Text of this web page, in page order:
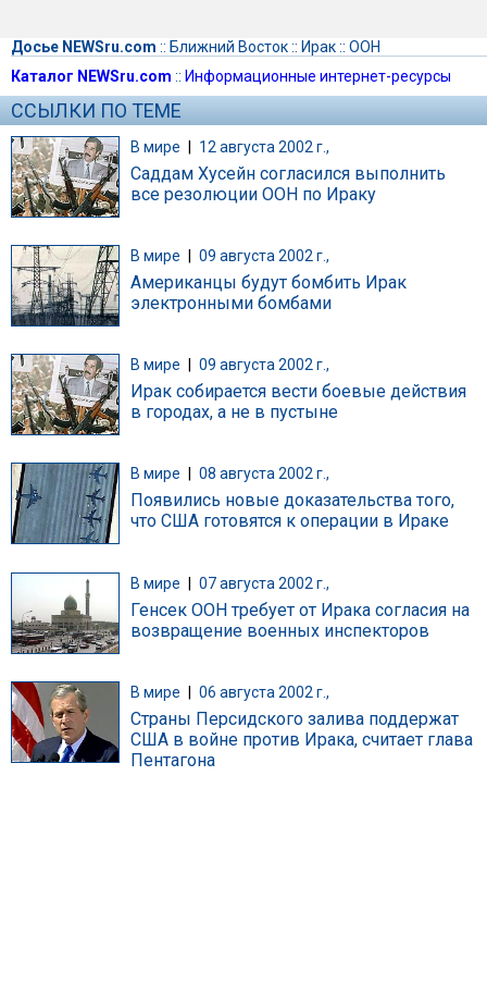
Досье NEWSru.com :: Ближний Восток:: Ирак:: ООН
Каталог NEWSru.com :: Информационные интернет-ресурсы
ССЫЛКИ ПО ТЕМЕ
В мире | 12 августа 2002 г.,
Саддам Хусейн согласился выполнить
все резолюции ООН по Ираку
В мире 09 августа 2002 г.,
Американцы будут бомбить Ирак
электронными бомбами
В мире 09 августа 2002 г.,
Ирак собирается вести боевые действия
в городах, а не в пустыне
В мире 08 августа 2002 г.,
Появились новые доказательства того,
что США готовятся к операции в Ираке
В мире | 07 августа 2002 г.,
Генсек ООН требует от Ирака согласия на
возвращение военных инспекторов
В мире 06 августа 2002 г.,
Страны Персидского залива поддержат
США в войне против Ирака, считает глава
Пентагона